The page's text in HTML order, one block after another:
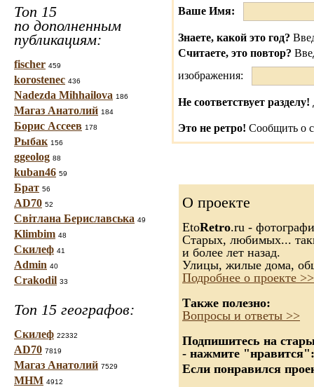
Топ 15
по дополненным
публикациям:
fischer 459
korostenec 436
Nadezda Mihhailova 186
Магаз Анатолий 184
Борис Ассеев 178
Рыбак 156
ggeolog 88
kuban46 59
Брат 56
AD70 52
Світлана Бериславська 49
Klimbim 48
Скилеф 41
Admin 40
Crakodil 33
Топ 15 географов:
Скилеф 22332
AD70 7819
Магаз Анатолий 7529
МНМ 4912
Ваше Имя:
Знаете, какой это год?
Считаете, это повтор?
изображения:
Не соответствует разделу!
Это не ретро! Сообщить о
О проекте
EtoRetro.ru -
Старых, любимых...
и более лет назад.
Улицы, жилые дома,
Подробнее о проекте >>
Также полезно:
Вопросы и ответы >>
Подпишитесь на
- нажмите "нравится":
Если понравился